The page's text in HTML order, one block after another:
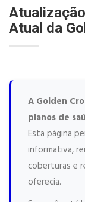
Atual da
A Golden
planos de
Esta página
informativa,
coberturas e
oferecia.